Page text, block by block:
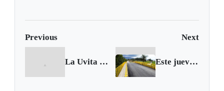
Previous Next
La Uvita tendrá Centro de Salvamento Minero Este jueves cierran licitaciones para contratación de las obras viales de Boyacá